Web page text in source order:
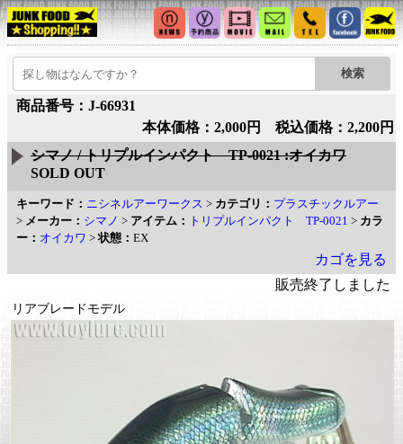
商品番号：J-66931
本体価格：2,000円 税込価格：2,200円
シマノ / トリプルインパクト TP-0021 :オイカワ
SOLD OUT
キーワード： ニシネルアーワークス > カテゴリ： プラスチックルアー
> メーカー： シマノ > アイテム： トリプルインパクト TP-0021 > カラ
ー： オイカワ >状態： EX
カゴを見る
販売終了しました
リアブレードモデル